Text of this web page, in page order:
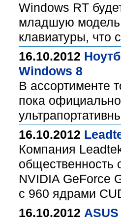
Windows RT
младшую модель
клавиатуры, что
16.10.2012
Windows 8
В ассортименте
пока
16.10.2012
Компания
общественность
NVIDIA GeForce
с 960 ядрами
16.10.2012